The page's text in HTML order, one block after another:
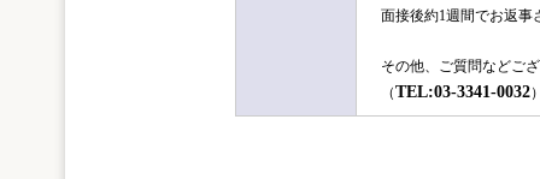
面接後約1週間でお返事
その他、ご質問などご
（TEL:03-3341-0032